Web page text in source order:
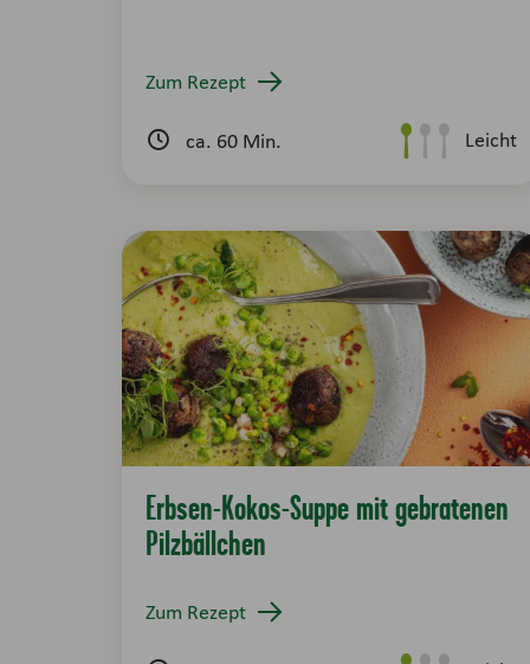
Zum Rezept
ca. 60 Min. Leicht
Erbsen-Kokos-Suppe mit gebratenen
Pilzbällchen
Zum Rezept